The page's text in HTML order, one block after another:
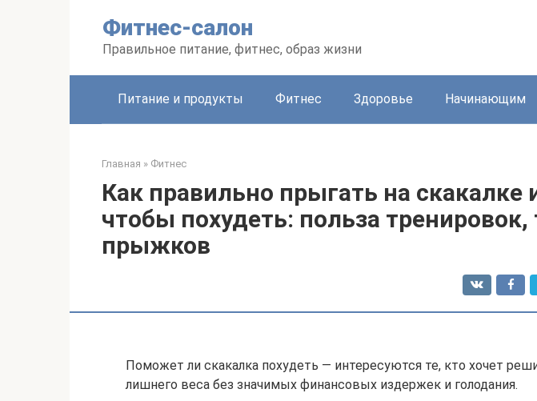
Фитнес-салон
Правильное питание, фитнес, образ жизни
Питание и продукты Фитнес Здоровье Начинающим
Главная » Фитнес
Как правильно прыгать на скакалке
чтобы похудеть: польза тренировок,
прыжков
Поможет ли скакалка похудеть — интересуются те, кто хочет
лишнего веса без значимых финансовых издержек и голодания.